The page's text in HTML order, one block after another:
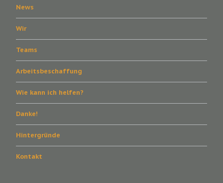
News
Wir
Teams
Arbeitsbeschaffung
Wie kann ich helfen?
Danke!
Hintergründe
Kontakt